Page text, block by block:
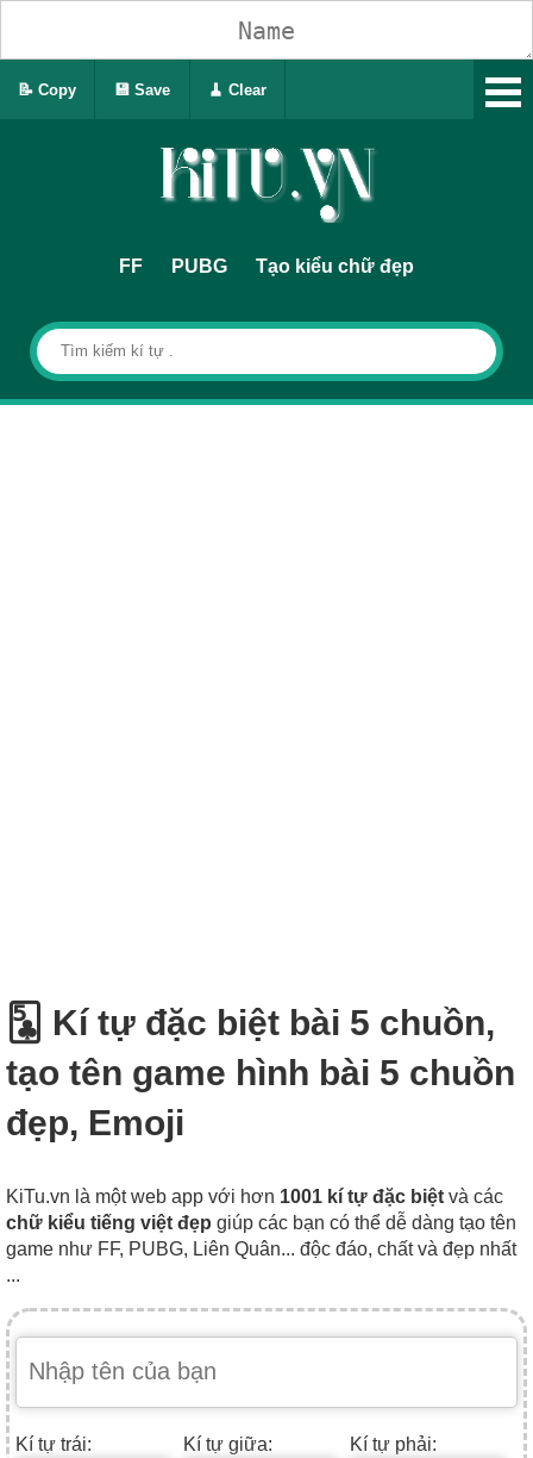
FF PUBG Tạo kiểu chữ đẹp
🃕 Kí tự đặc biệt bài 5 chuồn,
tạo tên game hình bài 5 chuồn
đẹp, Emoji
KiTu.vn là một web app với hơn 1001 kí tự đặc biệt và các
chữ kiểu tiếng việt đẹp giúp các bạn có thể dễ dàng tạo tên
game như FF, PUBG, Liên Quân... độc đáo, chất và đẹp nhất
...
Kí tự trái: Kí tự giữa: Kí tự phải:
📝 Copy 💾 Save 🧹 Clear